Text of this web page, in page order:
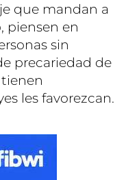
que mandan a
piensen en
sin
precariedad de
les favorezcan.